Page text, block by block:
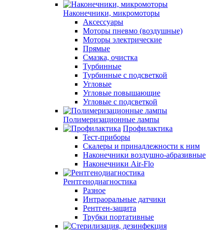
Наконечники, микромоторы
Аксессуары
Моторы пневмо (воздушные)
Моторы электрические
Прямые
Смазка, очистка
Турбинные
Турбинные с подсветкой
Угловые
Угловые повышающие
Угловые с подсветкой
Полимеризационные лампы
Профилактика
Тест-приборы
Скалеры и принадлежности к ним
Наконечники воздушно-абразивные
Наконечники Air-Flo
Рентгенодиагностика
Разное
Интраоральные датчики
Рентген-защита
Трубки портативные